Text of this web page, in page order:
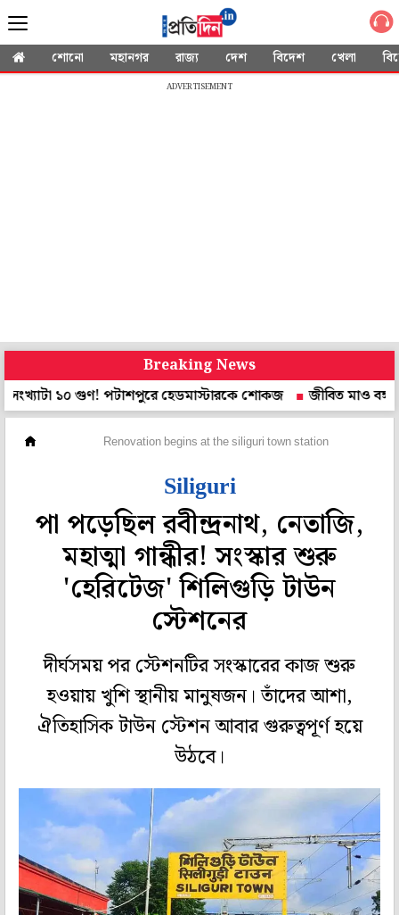
শোনো মহানগর রাজ্য দেশ বিদেশ খেলা
ADVERTISEMENT
Breaking News
১০ গুণ! পটাশপুরে হেডমাস্টারকে শোকজ
জীবিত মাও বঙ্গ
Renovation begins at the siliguri town station
Siliguri
পা পড়েছিল রবীন্দ্রনাথ, নেতাজি,
মহাত্মা গান্ধীর! সংস্কার শুরু
'হেরিটেজ' শিলিগুড়ি টাউন
স্টেশনের
দীর্ঘসময় পর স্টেশনটির সংস্কারের কাজ শুরু
হওয়ায় খুশি স্থানীয় মানুষজন। তাঁদের আশা,
ঐতিহাসিক টাউন স্টেশন আবার গুরুত্বপূর্ণ হয়ে
উঠবে।